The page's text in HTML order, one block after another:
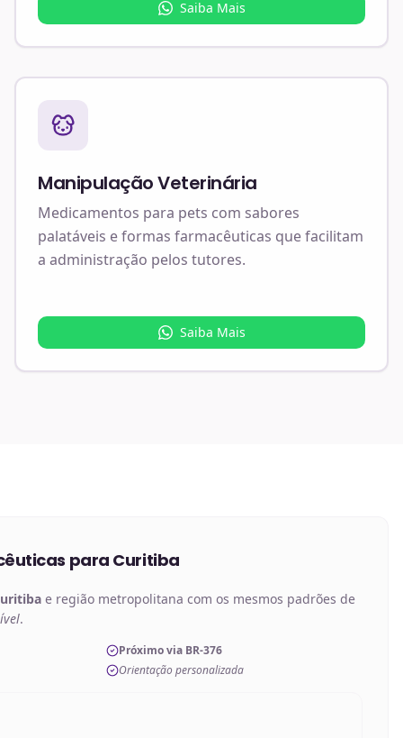
Saiba Mais
Manipulação Veterinária
Medicamentos para pets com sabores
palatáveis e formas farmacêuticas que facilitam
a administração pelos tutores.
Saiba Mais
para Curitiba
e região metropolitana com os mesmos padrões de
.
Próximo via BR-376
Orientação personalizada